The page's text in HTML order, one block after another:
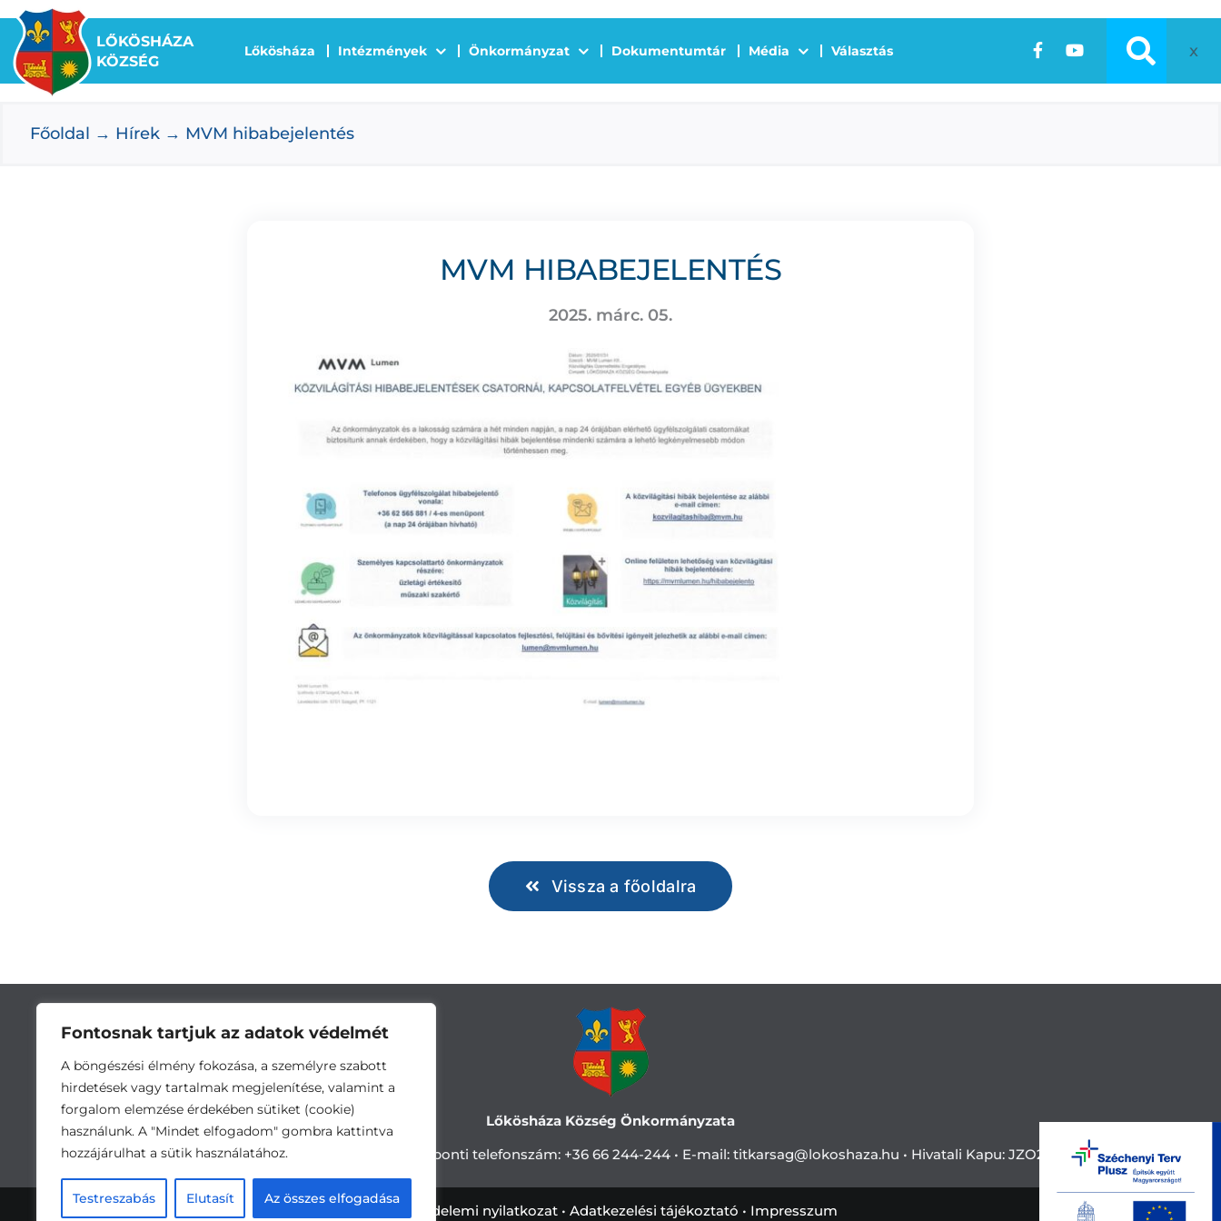
Fontosnak tartjuk az adatok védelmét
A böngészési élmény fokozása, a személyre szabott
hirdetések vagy tartalmak megjelenítése, valamint a
forgalom elemzése érdekében sütiket (cookie)
használunk. A "Mindet elfogadom" gombra kattintva
hozzájárulhat a sütik használatához.
Testreszabás Elutasít Az összes elfogadása
Kihagyás
LŐKÖSHÁZA
KÖZSÉG
Lőkösháza Intézmények Önkormányzat Dokumentumtár Média Választás x
Főoldal Hírek MVM hibabejelentés
MVM HIBABEJELENTÉS
2025. márc. 05.
Vissza a főoldalra
Lőkösháza Község Önkormányzata
Cím:5743 Lőkösháza, Eleki út 28. • Központi telefonszám: +36 66 244-244 • E-mail: titkarsag@lokoshaza.hu • Hivatali Kapu: JZO28
Adatvédelemi nyilatkozat • Adatkezelési tájékoztató • Impresszum